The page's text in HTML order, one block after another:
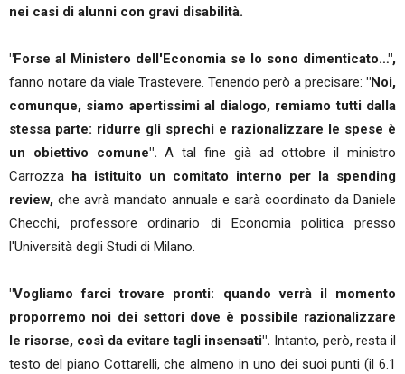
nei casi di alunni con gravi disabilità.
"Forse al Ministero dell'Economia se lo sono dimenticato…",
fanno notare da viale Trastevere. Tenendo però a precisare: "Noi,
comunque, siamo apertissimi al dialogo, remiamo tutti dalla
stessa parte: ridurre gli sprechi e razionalizzare le spese è
un obiettivo comune". A tal fine già ad ottobre il ministro
Carrozza ha istituito un comitato interno per la spending
review, che avrà mandato annuale e sarà coordinato da Daniele
Checchi, professore ordinario di Economia politica presso
l'Università degli Studi di Milano.
"Vogliamo farci trovare pronti: quando verrà il momento
proporremo noi dei settori dove è possibile razionalizzare
le risorse, così da evitare tagli insensati". Intanto, però, resta il
testo del piano Cottarelli, che almeno in uno dei suoi punti (il 6.1